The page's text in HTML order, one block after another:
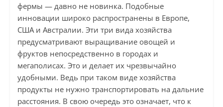
фермы — давно не новинка. Подобные
инновации широко распространены в Европе,
США и Австралии. Эти три вида хозяйства
предусматривают выращивание овощей и
фруктов непосредственно в городах и
мегаполисах. Это и делает их чрезвычайно
удобными. Ведь при таком виде хозяйства
продукты не нужно транспортировать на дальние
расстояния. В свою очередь это означает, что к